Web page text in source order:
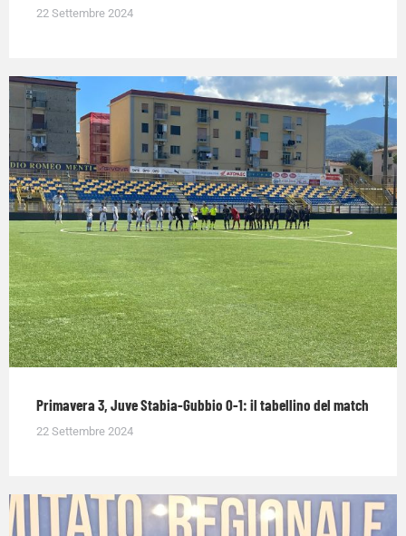
22 Settembre 2024
Primavera 3, Juve Stabia-Gubbio 0-1: il tabellino del match
22 Settembre 2024